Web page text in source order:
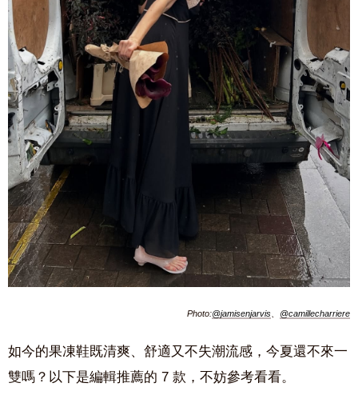
Photo:@jamisenjarvis @camillecharriere
如今的果凍鞋既清爽、舒適又不失潮流感，今夏還不來一
雙嗎？以下是編輯推薦的 7 款，不妨參考看看。